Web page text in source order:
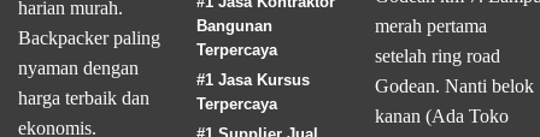
harian murah.
Backpacker paling
nyaman dengan
harga terbaik dan
ekonomis.
Bangunan
Terpercaya
#1 Jasa Kursus
Terpercaya
merah pertama
setelah ring road
Godean. Nanti belok
kanan (Ada Toko